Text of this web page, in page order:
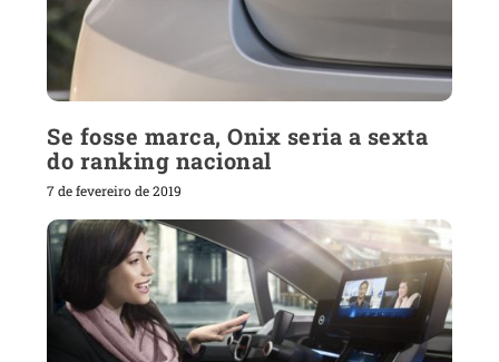
Se fosse marca, Onix seria a sexta
do ranking nacional
7 de fevereiro de 2019